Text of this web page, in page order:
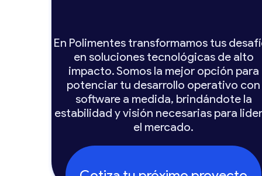
En Polimentes transformamos tus
en soluciones tecnológicas de alto
impacto. Somos la mejor opción para
potenciar tu desarrollo operativo con
software a medida, brindándote la
estabilidad y visión necesarias para
el mercado.